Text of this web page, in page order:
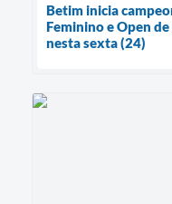
Betim inicia
Feminino e Open
nesta sexta (24)